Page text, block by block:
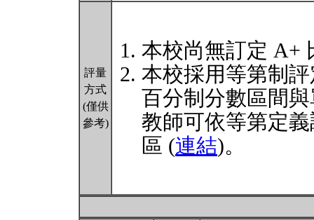
評量
方式
(僅供
參考)
本校尚無訂定 A+
本校採用等第制
百分制分數區間
教師可依等第定
區 (連結)。